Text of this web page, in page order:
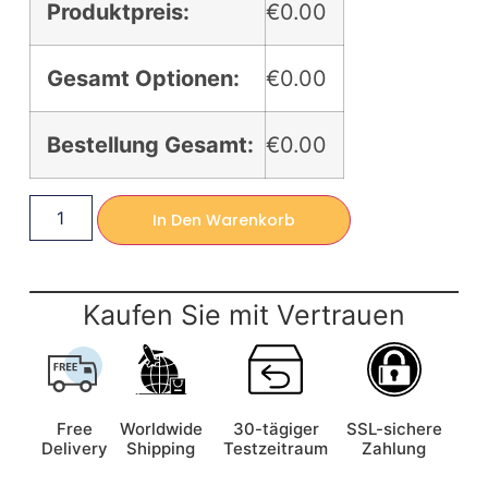
Produktpreis: €0.00
Gesamt Optionen: €0.00
Bestellung Gesamt: €0.00
In Den Warenkorb
Kaufen Sie mit Vertrauen
Free
Delivery
Worldwide
Shipping
30-tägiger
Testzeitraum
SSL-sichere
Zahlung